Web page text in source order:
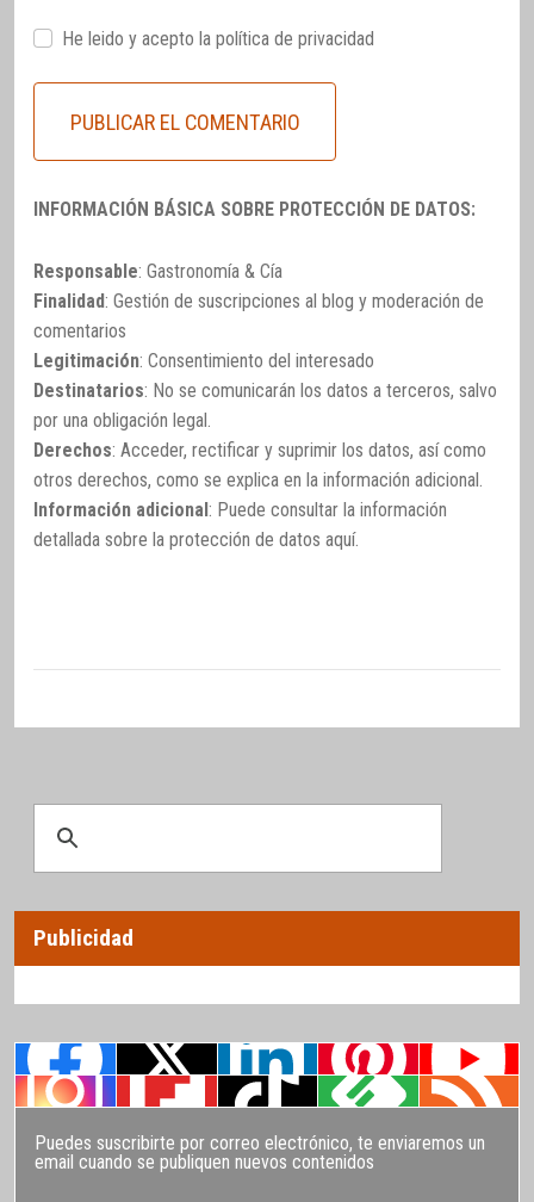
He leido y acepto la política de privacidad
INFORMACIÓN BÁSICA SOBRE PROTECCIÓN DE DATOS:
Responsable: Gastronomía & Cía
Finalidad: Gestión de suscripciones al blog y moderación de
comentarios
Legitimación: Consentimiento del interesado
Destinatarios: No se comunicarán los datos a terceros, salvo
por una obligación legal.
Derechos: Acceder, rectificar y suprimir los datos, así como
otros derechos, como se explica en la información adicional.
Información adicional: Puede consultar la información
detallada sobre la protección de datos aquí.
Publicidad
Puedes suscribirte por correo electrónico, te enviaremos un
email cuando se publiquen nuevos contenidos